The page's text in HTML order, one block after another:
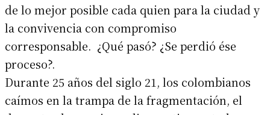
de lo mejor posible cada quien para la ciudad y
la convivencia con compromiso
corresponsable. ¿Qué pasó? ¿Se perdió ése
proceso?.
Durante 25 años del siglo 21, los colombianos
caímos en la trampa de la fragmentación, el